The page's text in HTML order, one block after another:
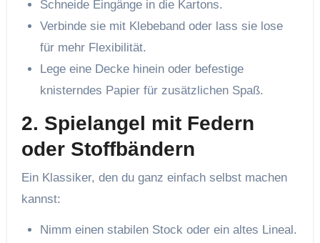
Schneide Eingänge in die Kartons.
Verbinde sie mit Klebeband oder lass sie lose
für mehr Flexibilität.
Lege eine Decke hinein oder befestige
knisterndes Papier für zusätzlichen Spaß.
2. Spielangel mit Federn
oder Stoffbändern
Ein Klassiker, den du ganz einfach selbst machen
kannst:
Nimm einen stabilen Stock oder ein altes Lineal.